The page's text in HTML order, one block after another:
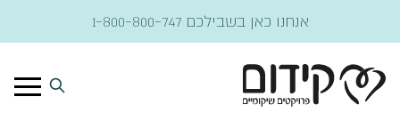
אנחנו כאן בשבילכם 1-800-800-747